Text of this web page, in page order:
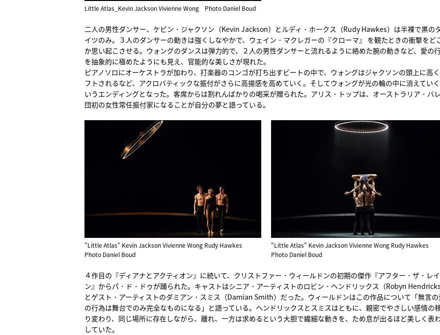
Little Atlas_Kevin Jackson Vivienne Wong Photo Daniel Boud
二人の男性ダンサー、ケビン・ジャクソン（Kevin Jackson）とルディ・ホークス（Rudy Hawkes）は半裸で黒の
イツのみ。３人のダンサーの動きは強くしなやかで、ウェイン・マクレガーの『クローマ』 を観たときの衝撃をど
か思い起こさせる。ウォングのダンスは弾力的で、２人の男性ダンサーと流れるように絡めた腕の動きなど、愛の
を抽象的に極めたようにも見え、官能的な美しさが現れた。
ピアノソロにオーケストラが加わり、打楽器のコンゴが打ち出すビートの中で、ウォングはジャクソンの頭上に高
フトされるなど、アクロバティックな振付がさらに高揚感を高めていく。そしてウォングが光の輪の中に消えてい
いうエンディングとなった。客席からは割れんばかりの喝采が贈られた。アリス・トップは、オーストラリア・バ
団初の女性常任振付家になることが自分の夢と語っている。
"Little Atlas" Kevin Jackson Vivienne Wong Rudy Hawkes
Photo Daniel Boud
"Little Atlas" Kevin Jackson Vivienne Wong Rudy Hawkes
Photo Daniel Boud
４作目の『ディアナとアクティオン』に続いて、クリストファー・ウィールドンの初期の傑作『アフター・ザ・レイ
ン』からパ・ド・ドゥが踊られた。キャストはシニア・アーティストのロビン・ヘンドリックス（Robyn Hendricks
とゲスト・アーティストのダミアン・スミス（Damian Smith）だった。ウィールドンはこの作品について「無言の
の行為は舞台でのみ完全なものになる」と語っている。ヘンドリックスとスミスはともに、親密でやさしい感情の
り変わり、同じ場所に存在しながら、離れ、一方は求めるという大胆で繊細な動きを、ため息が出るほど美しく表
していた。